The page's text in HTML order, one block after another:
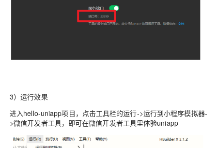
3）运行效果
进入hello-uniapp项目，点击工具栏的运行->运行到小程序模拟器-
>微信开发者工具，即可在微信开发者工具里体验uniapp